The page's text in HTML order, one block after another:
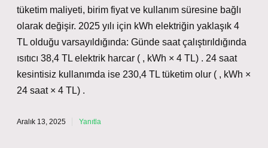
tüketim maliyeti, birim fiyat ve kullanım süresine bağlı
olarak değişir. 2025 yılı için kWh elektriğin yaklaşık 4
TL olduğu varsayıldığında: Günde saat çalıştırıldığında
ısıtıcı 38,4 TL elektrik harcar ( , kWh × 4 TL) . 24 saat
kesintisiz kullanımda ise 230,4 TL tüketim olur ( , kWh ×
24 saat × 4 TL) .
Aralık 13, 2025 Yanıtla